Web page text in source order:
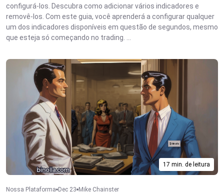
configurá-los. Descubra como adicionar vários indicadores e
removê-los. Com este guia, você aprenderá a configurar qualquer
um dos indicadores disponíveis em questão de segundos, mesmo
que esteja só começando no trading. ...
17 min. de leitura
Nossa Plataforma Dec 23 Mike Chainster